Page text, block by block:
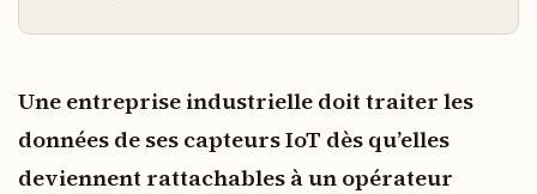
Une entreprise industrielle doit traiter les
données de ses capteurs IoT dès qu’elles
deviennent rattachables à un opérateur